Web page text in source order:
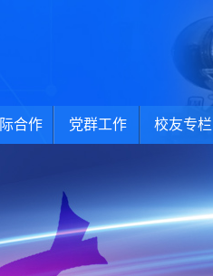
合作 党群工作 校友专栏